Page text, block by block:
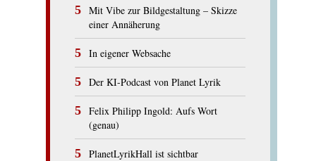
Mit Vibe zur Bildgestaltung – Skizze
einer Annäherung
In eigener Websache
Der KI-Podcast von Planet Lyrik
Felix Philipp Ingold: Aufs Wort
(genau)
PlanetLyrikHall ist sichtbar